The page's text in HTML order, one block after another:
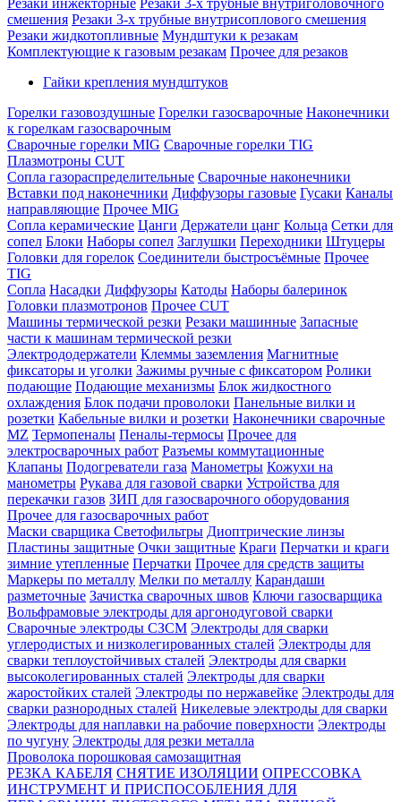
Резаки инжекторные Резаки 3-х трубные внутриголовочного
смешения Резаки 3-х трубные внутрисоплового смешения
Резаки жидкотопливные Мундштуки к резакам
Комплектующие к газовым резакам Прочее для резаков
Гайки крепления мундштуков
Горелки газовоздушные Горелки газосварочные Наконечники
к горелкам газосварочным
Сварочные горелки MIG Сварочные горелки TIG
Плазмотроны CUT
Сопла газораспределительные Сварочные наконечники
Вставки под наконечники Диффузоры газовые Гусаки Каналы
направляющие Прочее MIG
Сопла керамические Цанги Держатели цанг Кольца Сетки для
сопел Блоки Наборы сопел Заглушки Переходники Штуцеры
Головки для горелок Соединители быстросъёмные Прочее
TIG
Сопла Насадки Диффузоры Катоды Наборы балеринок
Головки плазмотронов Прочее CUT
Машины термической резки Резаки машинные Запасные
части к машинам термической резки
Электрододержатели Клеммы заземления Магнитные
фиксаторы и уголки Зажимы ручные с фиксатором Ролики
подающие Подающие механизмы Блок жидкостного
охлаждения Блок подачи проволоки Панельные вилки и
розетки Кабельные вилки и розетки Наконечники сварочные
MZ Термопеналы Пеналы-термосы Прочее для
электросварочных работ Разъемы коммутационные
Клапаны Подогреватели газа Манометры Кожухи на
манометры Рукава для газовой сварки Устройства для
перекачки газов ЗИП для газосварочного оборудования
Прочее для газосварочных работ
Маски сварщика Светофильтры Диоптрические линзы
Пластины защитные Очки защитные Краги Перчатки и краги
зимние утепленные Перчатки Прочее для средств защиты
Маркеры по металлу Мелки по металлу Карандаши
разметочные Зачистка сварочных швов Ключи газосварщика
Вольфрамовые электроды для аргонодуговой сварки
Сварочные электроды СЗСМ Электроды для сварки
углеродистых и низколегированных сталей Электроды для
сварки теплоустойчивых сталей Электроды для сварки
высоколегированных сталей Электроды для сварки
жаростойких сталей Электроды по нержавейке Электроды для
сварки разнородных сталей Никелевые электроды для сварки
Электроды для наплавки на рабочие поверхности Электроды
по чугуну Электроды для резки металла
Проволока порошковая самозащитная
РЕЗКА КАБЕЛЯ СНЯТИЕ ИЗОЛЯЦИИ ОПРЕССОВКА
ИНСТРУМЕНТ И ПРИСПОСОБЛЕНИЯ ДЛЯ